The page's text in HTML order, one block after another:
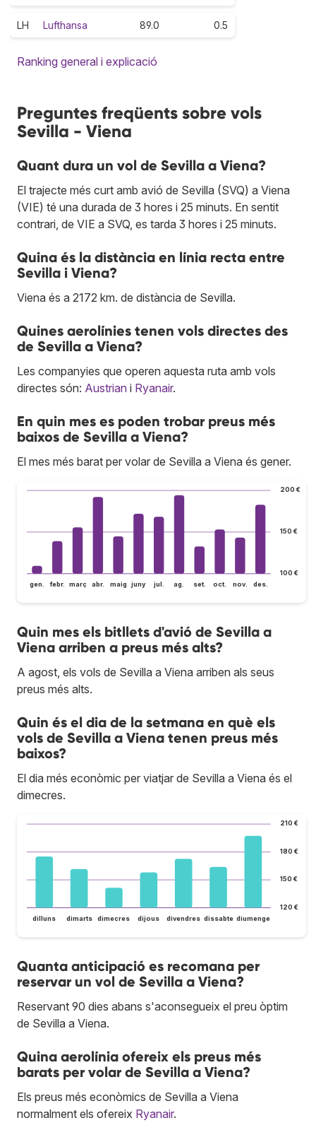
LH Lufthansa 89.0 0.5
Ranking general i explicació
Preguntes freqüents sobre vols
Sevilla - Viena
Quant dura un vol de Sevilla a Viena?
El trajecte més curt amb avió de Sevilla (SVQ) a Viena
(VIE) té una durada de 3 hores i 25 minuts. En sentit
contrari, de VIE a SVQ, es tarda 3 hores i 25 minuts.
Quina és la distància en línia recta entre
Sevilla i Viena?
Viena és a 2172 km. de distància de Sevilla.
Quines aerolínies tenen vols directes des
de Sevilla a Viena?
Les companyies que operen aquesta ruta amb vols
directes són: Austrian i Ryanair.
En quin mes es poden trobar preus més
baixos de Sevilla a Viena?
El mes més barat per volar de Sevilla a Viena és gener.
100 €
150 €
200 €
gen. febr. març abr. maig juny jul. ag. set. oct. nov. des.
Quin mes els bitllets d'avió de Sevilla a
Viena arriben a preus més alts?
A agost, els vols de Sevilla a Viena arriben als seus
preus més alts.
Quin és el dia de la setmana en què els
vols de Sevilla a Viena tenen preus més
baixos?
El dia més econòmic per viatjar de Sevilla a Viena és el
dimecres.
120 €
150 €
180 €
210 €
dilluns dimarts dimecres dijous divendres dissabte diumenge
Quanta anticipació es recomana per
reservar un vol de Sevilla a Viena?
Reservant 90 dies abans s'aconsegueix el preu òptim
de Sevilla a Viena.
Quina aerolínia ofereix els preus més
barats per volar de Sevilla a Viena?
Els preus més econòmics de Sevilla a Viena
normalment els ofereix Ryanair.